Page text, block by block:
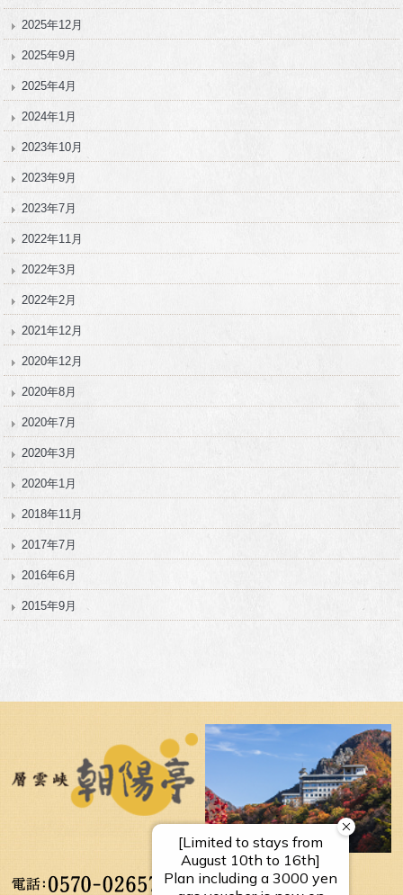
2025年12月
2025年9月
2025年4月
2024年1月
2023年10月
2023年9月
2023年7月
2022年11月
2022年3月
2022年2月
2021年12月
2020年12月
2020年8月
2020年7月
2020年3月
2020年1月
2018年11月
2017年7月
2016年6月
2015年9月
【受付時間】
10：00～17：00